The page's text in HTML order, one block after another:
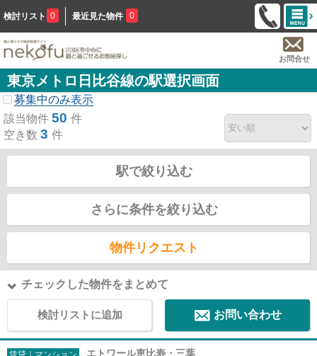
検討リスト 0 最近見た物件 0
お問合せ
東京メトロ日比谷線の駅選択画面
募集中のみ表示
該当物件 50 件
空き数 3 件
駅で絞り込む
さらに条件を絞り込む
物件リクエスト
チェックした物件をまとめて
検討リストに追加 お問い合わせ
エトワール恵比寿・三葉